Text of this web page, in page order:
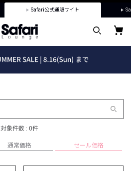
Safari公式通販サイト
対象件数 : 0件
通常価格 セール価格